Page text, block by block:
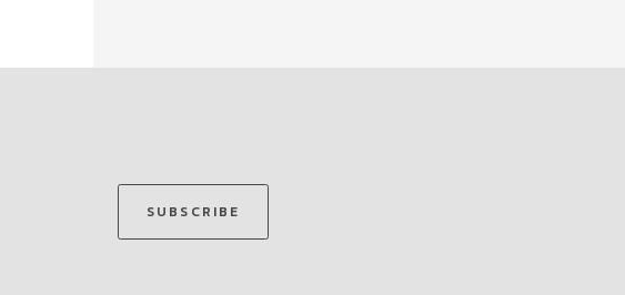
SUBSCRIBE